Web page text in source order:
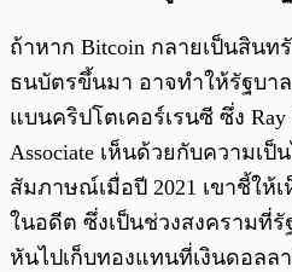
ถ้าหาก Bitcoin กลายเป็นสินท
ธนบัตรขึ้นมา อาจทำให้รัฐบา
แบนคริปโตเคอร์เรนซี ซึ่ง Ray
Associate เห็นด้วยกับความเป็
สัมภาษณ์เมื่อปี 2021 เขาชี้ให้
ในอดีต ซึ่งเป็นช่วงสงครามที่
หันไปเก็บทองแทนที่เงินดอลล